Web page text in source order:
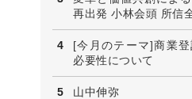
再出発 小林会頭 所信
[今月のテーマ]商業
必要性について
山中伸弥